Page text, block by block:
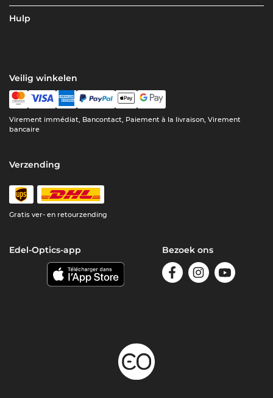
Hulp
Veilig winkelen
Virement immédiat, Bancontact, Paiement à la livraison, Virement
bancaire
Verzending
Gratis ver- en retourzending
Edel-Optics-app Bezoek ons